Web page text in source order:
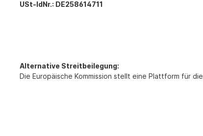
USt-IdNr.: DE258614711
Alternative Streitbeilegung:
Die Europäische Kommission stellt eine Plattform für